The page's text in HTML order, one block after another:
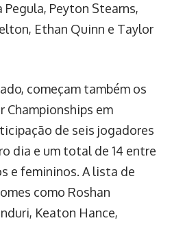
Pegula, Peyton Stearns,
Ethan Quinn e Taylor
começam também os
Championships em
de seis jogadores
dia e um total de 14 entre
e femininos. A lista de
como Roshan
Keaton Hance,